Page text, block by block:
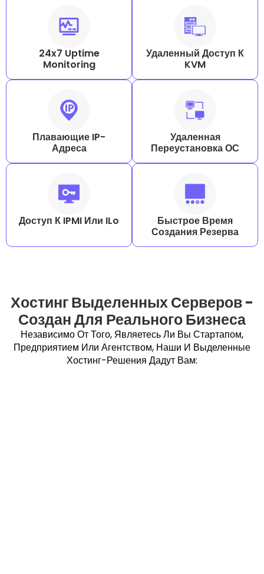
24x7 Uptime
Monitoring
Удаленный Доступ К
KVM
Плавающие IP-
Адреса
Удаленная
Переустановка ОС
Доступ К IPMI Или ILo
Быстрое Время
Создания Резерва
Хостинг Выделенных Серверов -
Создан Для Реального Бизнеса
Независимо От Того, Являетесь Ли Вы Стартапом,
Предприятием Или Агентством, Наши И Выделенные
Хостинг-Решения Дадут Вам: